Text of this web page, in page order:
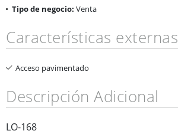
Tipo de negocio: Venta
Características externas
Acceso pavimentado
Descripción Adicional
LO-168